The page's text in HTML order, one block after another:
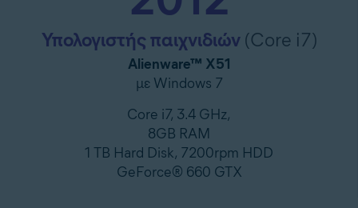
Υπολογιστής παιχνιδιών (Core i7)
Alienware™ X51
με Windows 7
Core i7, 3.4 GHz,
8GB RAM
1 TB Hard Disk, 7200rpm HDD
GeForce® 660 GTX